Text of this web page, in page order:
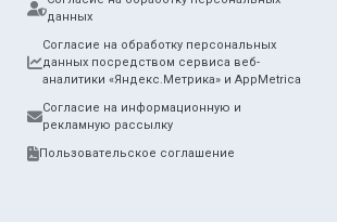
данных
Согласие на обработку персональных
данных посредством сервиса веб-
аналитики «Яндекс.Метрика» и AppMetrica
Согласие на информационную и
рекламную рассылку
Пользовательское соглашение